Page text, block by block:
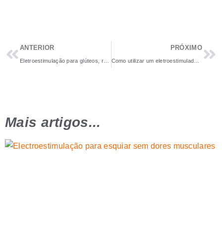
ANTERIOR
Eletroestimulação para glúteos, rabo ou traseiro
PRÓXIMO
Mais artigos...